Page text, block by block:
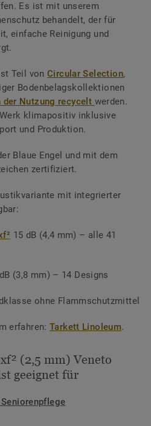
Es ist mit unserem
behandelt, der für
einfache Reinigung und
Teil vonCircular Selection,
Bodenbelagskollektionen
der Nutzung recycelt werden.
klimapositiv inklusive
und Produktion.
Blaue Engel und mit dem
zertifiziert.
mit integrierter
15 dB (4,4 mm) – alle 41
(3,8 mm) – 14 Designs
ohne Flammschutzmittel
erfahren:Tarkett Linoleum.
(2,5 mm) Veneto
geeignet für